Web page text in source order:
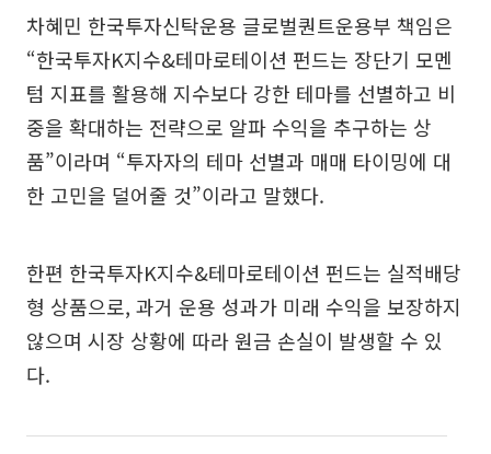
차혜민 한국투자신탁운용 글로벌퀀트운용부 책임은
“한국투자K지수&테마로테이션 펀드는 장단기 모멘
텀 지표를 활용해 지수보다 강한 테마를 선별하고 비
중을 확대하는 전략으로 알파 수익을 추구하는 상
품”이라며 “투자자의 테마 선별과 매매 타이밍에 대
한 고민을 덜어줄 것”이라고 말했다.
한편 한국투자K지수&테마로테이션 펀드는 실적배당
형 상품으로, 과거 운용 성과가 미래 수익을 보장하지
않으며 시장 상황에 따라 원금 손실이 발생할 수 있
다.